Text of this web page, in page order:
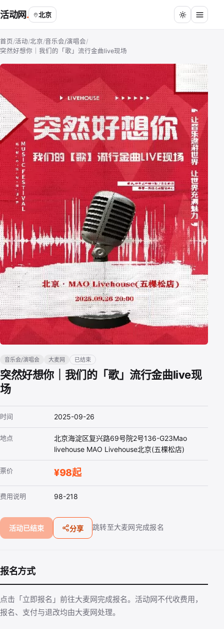
活动网 北京
首页/活动/北京/音乐会/演唱会/
突然好想你｜我们的「歌」流行金曲live现场
音乐会/演唱会 大麦网 已结束
突然好想你｜我们的「歌」流行金曲live现
场
时间 2025-09-26
地点
北京海淀区复兴路69号院2号136-G23Mao
livehouse MAO Livehouse北京(五棵松店)
票价 ¥98起
费用说明 98-218
活动已结束 分享 跳转至大麦网完成报名
报名方式
点击「立即报名」前往大麦网完成报名。活动网不代收费用，
报名、支付与退改均由大麦网处理。